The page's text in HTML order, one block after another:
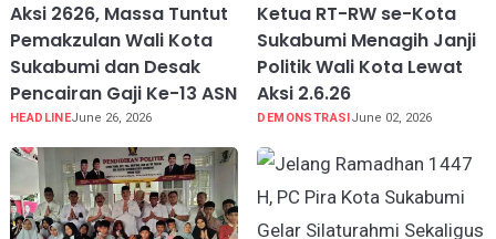
Aksi 2626, Massa Tuntut
Pemakzulan Wali Kota
Sukabumi dan Desak
Pencairan Gaji Ke-13 ASN
HEADLINEJune 26, 2026
Ketua RT-RW se-Kota
Sukabumi Menagih Janji
Politik Wali Kota Lewat
Aksi 2.6.26
DEMONSTRASI June 02, 2026